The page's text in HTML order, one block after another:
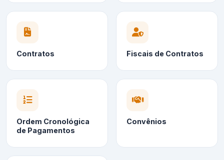
Contratos Fiscais de Contratos
Ordem Cronológica
de Pagamentos
Convênios